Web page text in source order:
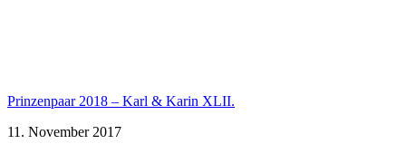
Prinzenpaar 2018 – Karl & Karin XLII.
11. November 2017